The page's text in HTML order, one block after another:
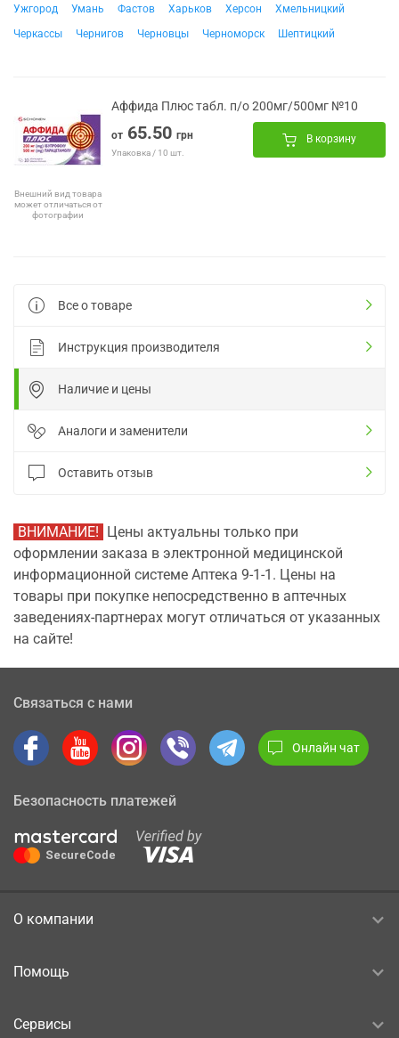
Ужгород
Умань Фастов Харьков Херсон
Хмельницкий
Черкассы
Чернигов Черновцы Черноморск Шептицкий
Внешний вид товара
может отличаться от
фотографии
Аффида Плюс табл. п/о 200мг/500мг №10
от 65.50 грн
Упаковка / 10 шт.
В корзину
Все о товаре
Инструкция производителя
Наличие и цены
Аналоги и заменители
Оставить отзыв
ВНИМАНИЕ! Цены актуальны только при
оформлении заказа в электронной медицинской
информационной системе Аптека 9-1-1. Цены на
товары при покупке непосредственно в аптечных
заведениях-партнерах могут отличаться от указанных
на сайте!
Связаться с нами
Онлайн чат
Безопасность платежей
О компании
Помощь
Сервисы